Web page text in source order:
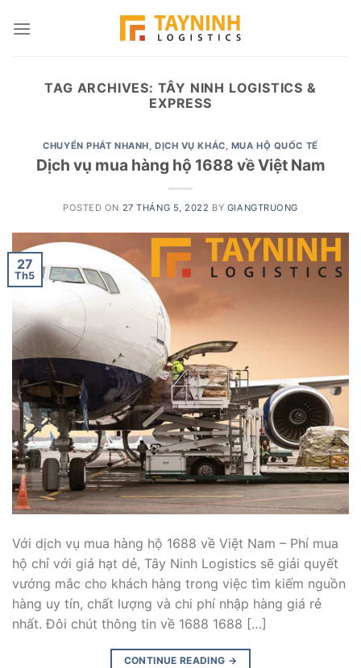
TAG ARCHIVES: TÂY NINH LOGISTICS &
EXPRESS
CHUYỂN PHÁT NHANH, DỊCH VỤ KHÁC, MUA HỘ QUỐC TẾ
Dịch vụ mua hàng hộ 1688 về Việt Nam
POSTED ON 27 THÁNG 5, 2022 BY GIANGTRUONG
27
Th5
Với dịch vụ mua hàng hộ 1688 về Việt Nam – Phí mua
hộ chỉ với giá hạt dẻ, Tây Ninh Logistics sẽ giải quyết
vướng mắc cho khách hàng trong việc tìm kiếm nguồn
hàng uy tín, chất lượng và chi phí nhập hàng giá rẻ
nhất. Đôi chút thông tin về 1688 1688 […]
CONTINUE READING →